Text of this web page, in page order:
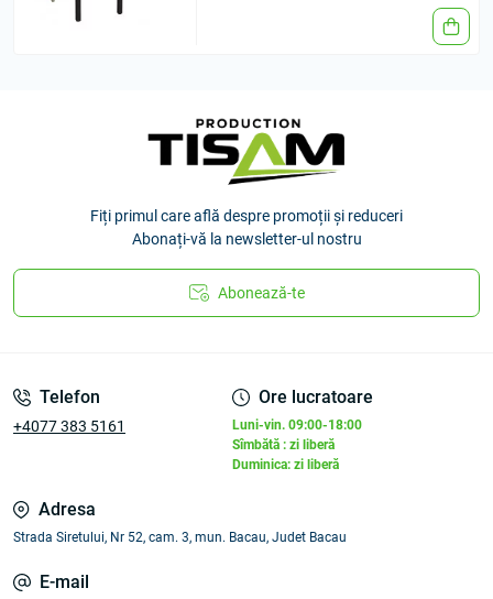
Fiți primul care află despre promoții și reduceri
Abonați-vă la newsletter-ul nostru
Abonează-te
Telefon
+4077 383 5161
Ore lucratoare
Luni-vin. 09:00-18:00
Sîmbătă : zi liberă
Duminica: zi liberă
Adresa
Strada Siretului, Nr 52, cam. 3, mun. Bacau, Judet Bacau
E-mail